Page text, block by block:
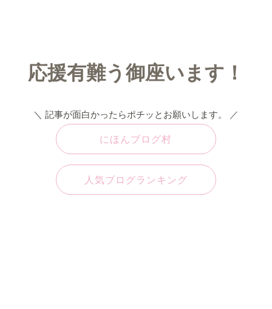
応援有難う御座います！
＼ 記事が面白かったらポチッとお願いします。 ／
にほんブログ村
人気ブログランキング